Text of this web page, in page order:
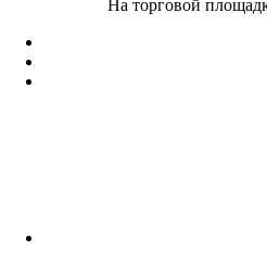
На торговой